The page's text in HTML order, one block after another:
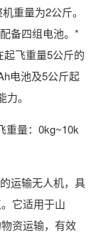
重量为2公斤。
备四组电池。*
起飞重量5公斤的
电池及5公斤起
。
重量：0kg~10k
运输无人机，具
它适用于山
资运输，有效